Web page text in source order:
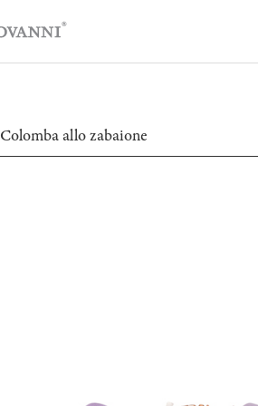
Colomba allo zabaione